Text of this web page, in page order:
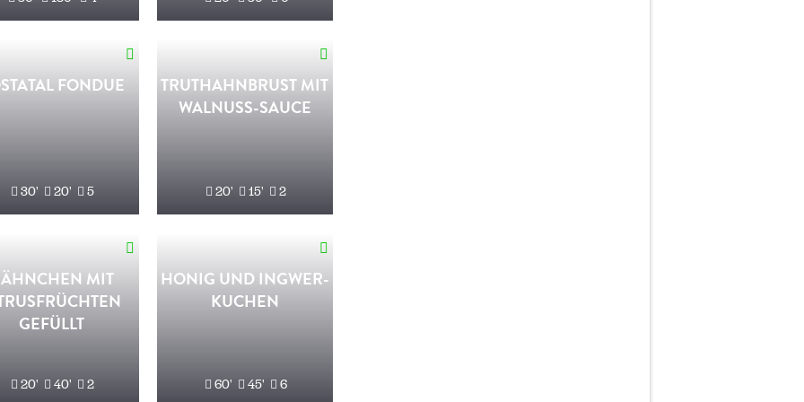
FONDUE
30' 20' 5
TRUTHAHNBRUST MIT
WALNUSS-SAUCE
20' 15' 2
MIT
GEFÜLLT
20' 40' 2
HONIG UND INGWER-
KUCHEN
60' 45' 6